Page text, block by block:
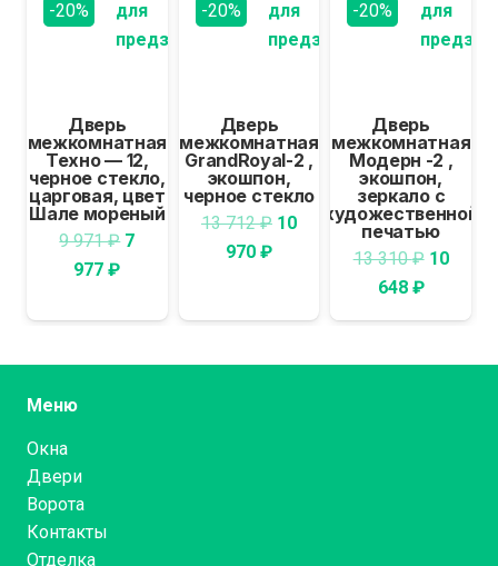
-20%
для
предзаказа
Дверь
межкомнатная
Техно — 12,
черное стекло,
царговая, цвет
Шале мореный
9 971₽ Первоначальная
9
7
977₽Текущая
7
-20%
для
предзаказа
Дверь
межкомнатная
GrandRoyal-2 ,
экошпон,
черное стекло
13 712₽ Первоначальная
10
970 ₽Текущая
-20%
для
Дверь
межкомнатная
Модерн -2 ,
экошпон,
зеркало с
художественной
печатью
13 310₽ 10
648 ₽
цена:
Меню
Окна
Двери
Ворота
Контакты
Отделка